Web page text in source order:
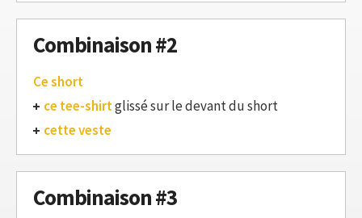
Combinaison #2
Ce short
ce tee-shirtglissé sur le devant du short
cette veste
Combinaison #3